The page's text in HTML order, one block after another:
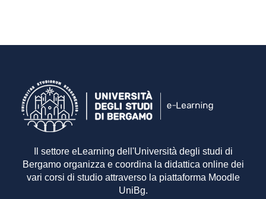
Il settore eLearning dell'Università degli studi di
Bergamo organizza e coordina la didattica online dei
vari corsi di studio attraverso la piattaforma Moodle
UniBg.